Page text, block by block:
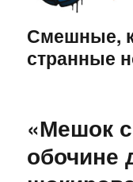
Смешные,
странные
«Мешок
обочине